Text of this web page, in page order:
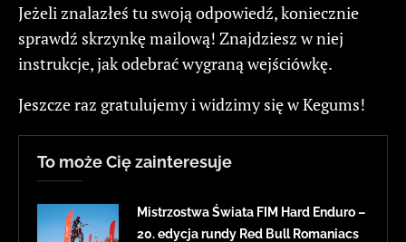
Jeżeli znalazłeś tu swoją odpowiedź, koniecznie
sprawdź skrzynkę mailową! Znajdziesz w niej
instrukcje, jak odebrać wygraną wejściówkę.
Jeszcze raz gratulujemy i widzimy się w Kegums!
To może Cię zainteresuje
Mistrzostwa Świata FIM Hard Enduro –
20. edycja rundy Red Bull Romaniacs